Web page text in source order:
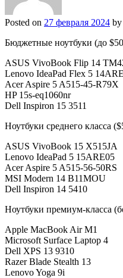
Posted on 27 февраля 2024 by
Бюджетные ноутбуки (до
ASUS VivoBook Flip 14
Lenovo IdeaPad Flex 5
Acer Aspire 5 A515-45-R79X
HP 15s-eq1060nr
Dell Inspiron 15 3511
Ноутбуки среднего класса
ASUS VivoBook 15 X515JA
Lenovo IdeaPad 5 15ARE05
Acer Aspire 5 A515-56-50RS
MSI Modern 14 B11MOU
Dell Inspiron 14 5410
Ноутбуки премиум-класса
Apple MacBook Air M1
Microsoft Surface Laptop 4
Dell XPS 13 9310
Razer Blade Stealth 13
Lenovo Yoga 9i